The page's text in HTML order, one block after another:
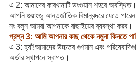
এ 2: আমাদের কারখানাটি ডংগুয়ান শহরে অবস্থিত।
আপনি গুয়াংজু আন্তর্জাতিক বিমানবন্দরে যেতে
নং বলুন আমরা আপনাকে বাছাইয়ের ব্যবস্থা করব।
প্রশ্ন 3: আমি আপনার কাছ থেকে নমুনা কিনতে
এ 3: হ্যাঁ!আমাদের উচ্চতর গুণমান এবং
অর্ডার স্থাপনে স্বাগত।